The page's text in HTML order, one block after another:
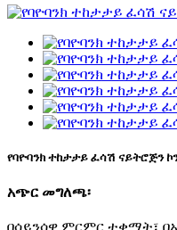
የባዮባንክ ተከታታይ ፈሳሽ ናይትሮጅን
አጭር መግለጫ፡